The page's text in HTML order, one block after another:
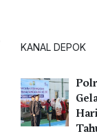
KANAL DEPOK